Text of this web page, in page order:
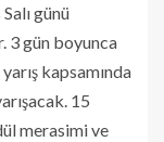
günü
3 gün boyunca
kapsamında
15
merasimi ve